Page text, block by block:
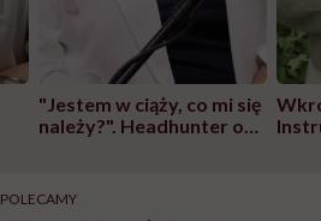
"Jestem w ciąży, co mi się
należy?". Headhunter o
pracy
POLECAMY